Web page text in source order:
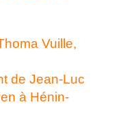
Vuille,
de Jean-Luc
à Hénin-